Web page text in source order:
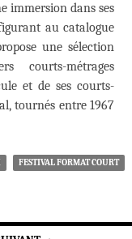
immersion dans ses
au catalogue
une sélection
courts-métrages
et de ses courts-
tournés entre 1967
FESTIVAL FORMAT COURT